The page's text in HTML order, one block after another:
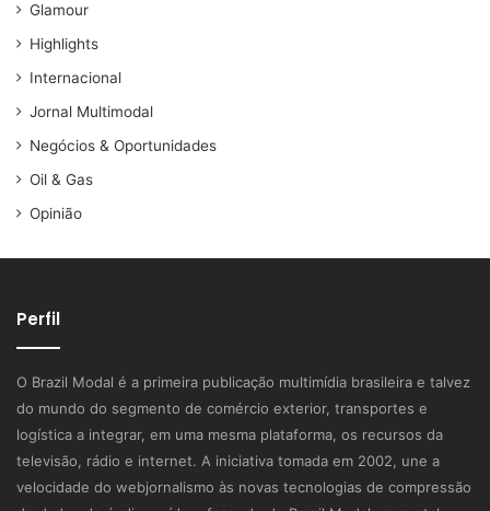
Glamour
Highlights
Internacional
Jornal Multimodal
Negócios & Oportunidades
Oil & Gas
Opinião
Perfil
O Brazil Modal é a primeira publicação multimídia brasileira e talvez
do mundo do segmento de comércio exterior, transportes e
logística a integrar, em uma mesma plataforma, os recursos da
televisão, rádio e internet. A iniciativa tomada em 2002, une a
velocidade do webjornalismo às novas tecnologias de compressão